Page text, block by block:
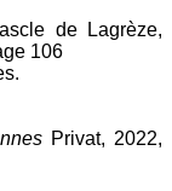
de Lagrèze,
106
Privat, 2022,